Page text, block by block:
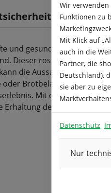
und gesunde Rettichsorte
Dieser rosafarbene
die Aussaat erfolgen. Ob
Brotbelag, dieser
Mit dem Anbau
der Sortenvielfalt.
Wir
Funktionen zu
Mit Klick auf
auch in die
Partner, die
Deutschland),
sie aber zu
Datenschutz
Nur